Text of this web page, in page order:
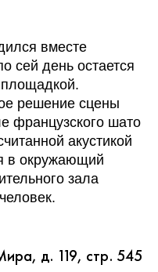
вместе
сей день остается
площадкой.
решение сцены
французского шато
акустикой
в окружающий
зала
д. 119, стр. 545